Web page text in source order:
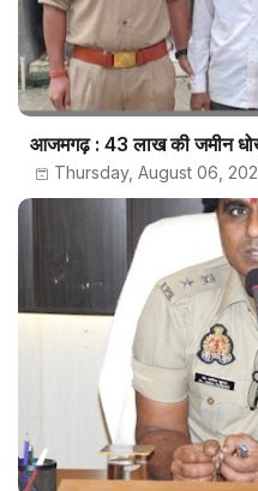
आजमगढ़ : 43 लाख की जमीन
Thursday, August 06,